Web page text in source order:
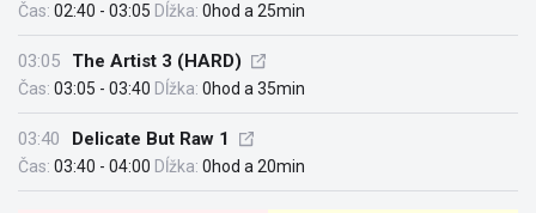
Čas: 02:40 - 03:05 Dĺžka: 0hod a 25min
03:05 The Artist 3 (HARD)
Čas: 03:05 - 03:40 Dĺžka: 0hod a 35min
03:40 Delicate But Raw 1
Čas: 03:40 - 04:00 Dĺžka: 0hod a 20min